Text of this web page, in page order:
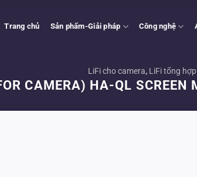
Trang chủ Sản phẩm-Giải pháp Công nghệ
LiFi cho camera, LiFi tổng hợp
CAMERA) HA-QL SCREEN